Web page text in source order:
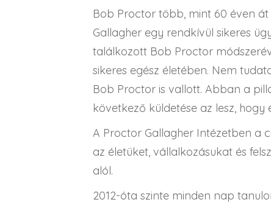
Bob Proctor több, mint 60 éven
Gallagher egy rendkívül sikeres
találkozott Bob Proctor
sikeres egész életében. Nem
Bob Proctor is vallott. Abban a
következő küldetése az lesz,
A Proctor Gallagher Intézetben a
az életüket, vállalkozásukat és
alól.
2012-óta szinte minden nap